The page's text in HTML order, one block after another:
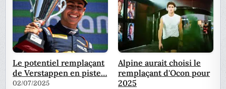
Le potentiel remplaçant
de Verstappen en piste…
02/07/2025
Alpine aurait choisi le
remplaçant d'Ocon pour
2025